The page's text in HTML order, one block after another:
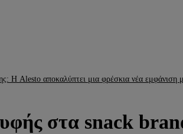
Η Alesto αποκαλύπτει μια φρέσκια νέα εμφάνιση
στα snack